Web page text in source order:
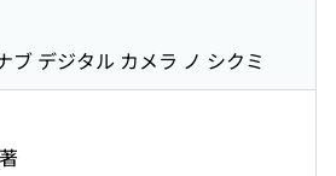
ブ デジタル カメラ ノ シクミ